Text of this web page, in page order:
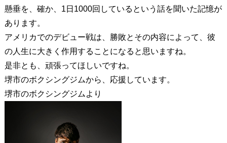
懸垂を、確か、1日1000回しているという話を聞いた記憶が
あります。
アメリカでのデビュー戦は、勝敗とその内容によって、彼
の人生に大きく作用することになると思いますね。
是非とも、頑張ってほしいですね。
堺市のボクシングジムから、応援しています。
堺市のボクシングジムより